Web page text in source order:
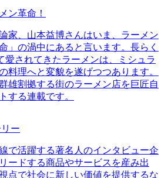
ン革命！
家、山本益博さんはいま、ラーメン
」の渦中にあると言います。長らく
愛されてきたラーメンは、ミシュラ
料理へと変貌を遂げつつあります。
雄割拠する街のラーメン店を巨匠自
する連載です。
ー
で活躍する著名人のインタビュー企
ードする商品やサービスを産み出
点で社会に新しい価値を提供するな